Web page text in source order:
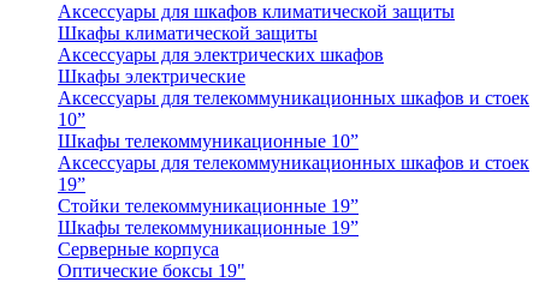
Аксессуары для шкафов климатической защиты
Шкафы климатической защиты
Аксессуары для электрических шкафов
Шкафы электрические
Аксессуары для телекоммуникационных шкафов и стоек
10”
Шкафы телекоммуникационные 10”
Аксессуары для телекоммуникационных шкафов и стоек
19”
Стойки телекоммуникационные 19”
Шкафы телекоммуникационные 19”
Серверные корпуса
Оптические боксы 19"